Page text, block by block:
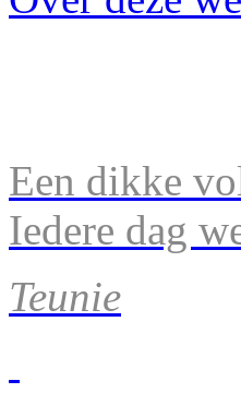
Een dikke
Iedere dag
Teunie